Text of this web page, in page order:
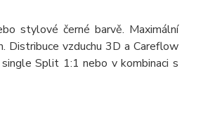
stylové černé barvě. Maximální
Distribuce vzduchu 3D a Careflow
Split 1:1 nebo v kombinaci s